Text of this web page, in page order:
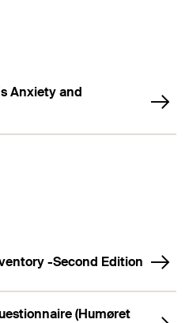
Anxiety and
-Second Edition
(Humøret